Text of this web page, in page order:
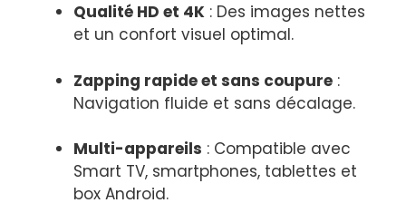
Qualité HD et 4K : Des images nettes
et un confort visuel optimal.
Zapping rapide et sans coupure :
Navigation fluide et sans décalage.
Multi-appareils : Compatible avec
Smart TV, smartphones, tablettes et
box Android.